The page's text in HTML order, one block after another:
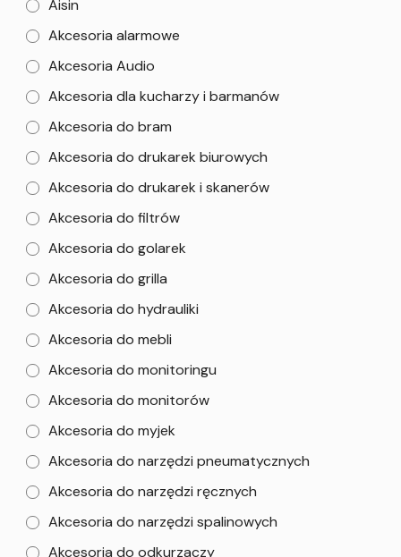
Aisin
Akcesoria alarmowe
Akcesoria Audio
Akcesoria dla kucharzy i barmanów
Akcesoria do bram
Akcesoria do drukarek biurowych
Akcesoria do drukarek i skanerów
Akcesoria do filtrów
Akcesoria do golarek
Akcesoria do grilla
Akcesoria do hydrauliki
Akcesoria do mebli
Akcesoria do monitoringu
Akcesoria do monitorów
Akcesoria do myjek
Akcesoria do narzędzi pneumatycznych
Akcesoria do narzędzi ręcznych
Akcesoria do narzędzi spalinowych
Akcesoria do odkurzaczy